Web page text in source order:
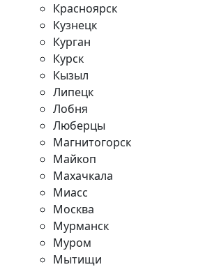
Красноярск
Кузнецк
Курган
Курск
Кызыл
Липецк
Лобня
Люберцы
Магнитогорск
Майкоп
Махачкала
Миасс
Москва
Мурманск
Муром
Мытищи